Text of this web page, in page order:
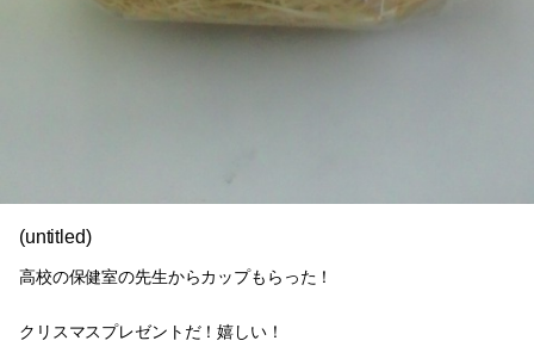
(untitled)
高校の保健室の先生からカップもらった！
クリスマスプレゼントだ！嬉しい！